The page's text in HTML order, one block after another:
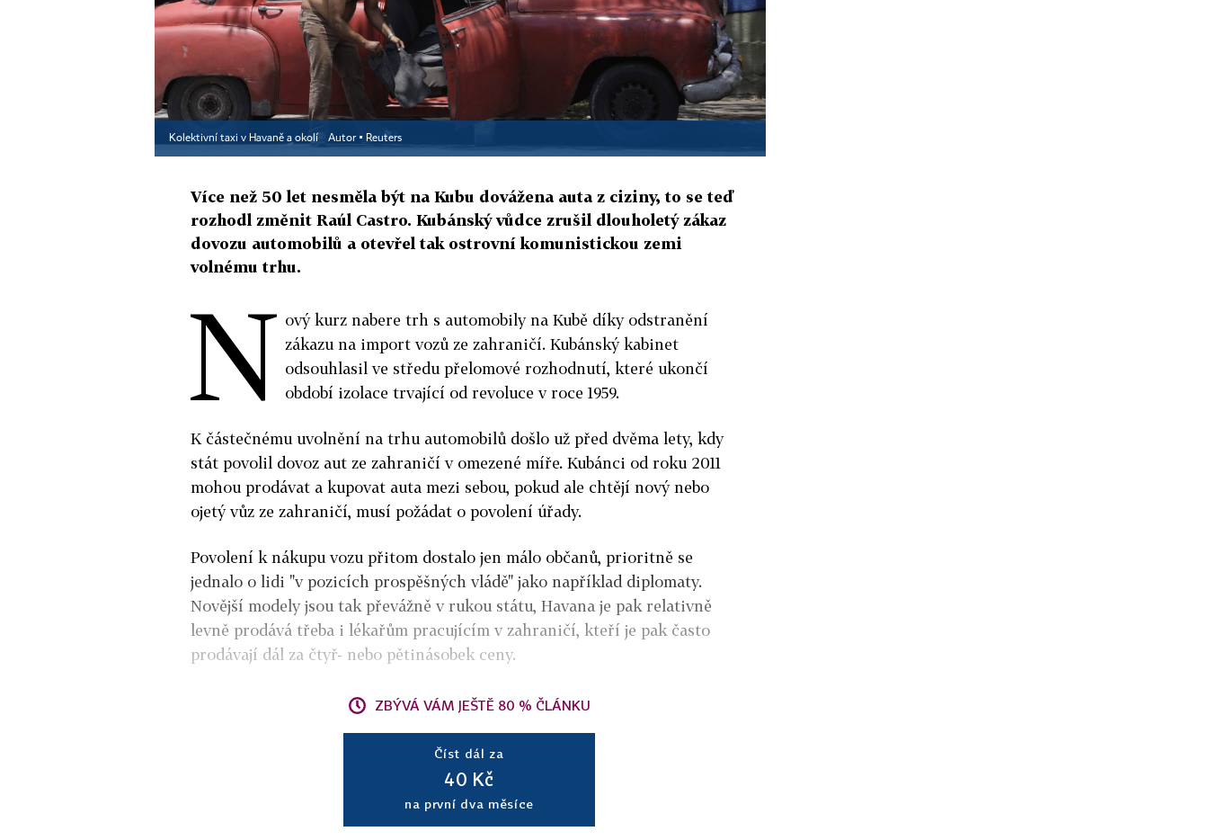
Kolektivní taxi v Havaně a okolí Autor ▪ Reuters
Více než 50 let nesměla být na Kubu dovážena auta z ciziny, to se teď
rozhodl změnit Raúl Castro. Kubánský vůdce zrušil dlouholetý zákaz
dovozu automobilů a otevřel tak ostrovní komunistickou zemi
volnému trhu.
N ový kurz nabere trh s automobily na Kubě díky odstranění
zákazu na import vozů ze zahraničí. Kubánský kabinet
odsouhlasil ve středu přelomové rozhodnutí, které ukončí
období izolace trvající od revoluce v roce 1959.
K částečnému uvolnění na trhu automobilů došlo už před dvěma lety, kdy
stát povolil dovoz aut ze zahraničí v omezené míře. Kubánci od roku 2011
mohou prodávat a kupovat auta mezi sebou, pokud ale chtějí nový nebo
ojetý vůz ze zahraničí, musí požádat o povolení úřady.
Povolení k nákupu vozu přitom dostalo jen málo občanů, prioritně se
jednalo o lidi "v pozicích prospěšných vládě" jako například diplomaty.
Novější modely jsou tak převážně v rukou státu, Havana je pak relativně
levně prodává třeba i lékařům pracujícím v zahraničí, kteří je pak často
prodávají dál za čtyř- nebo pětinásobek ceny.
ZBÝVÁ VÁM JEŠTĚ 80 % ČLÁNKU
Číst dál za
40 Kč
na první dva měsíce